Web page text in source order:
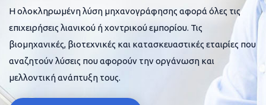
Η ολοκληρωμένη λύση μηχανογράφησης αφορά όλες τις
επιχειρήσεις λιανικού ή χοντρικού εμπορίου. Τις
βιομηχανικές, βιοτεχνικές και κατασκευαστικές εταιρίες που
αναζητούν λύσεις που αφορούν την οργάνωση και
μελλοντική ανάπτυξη τους.